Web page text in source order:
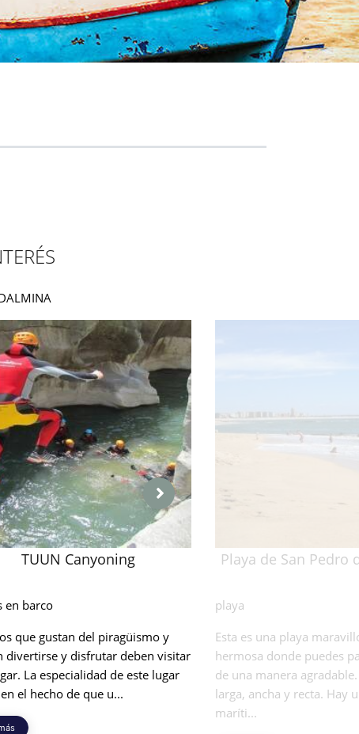
TUUN Canyoning
en barco
que gustan del piragüismo y
divertirse y disfrutar deben visitar
La especialidad de este lugar
el hecho de que u...
Playa de San Pedro
playa
Esta es una playa
hermosa donde puedes
de una manera
larga, ancha y recta. Hay
maríti...